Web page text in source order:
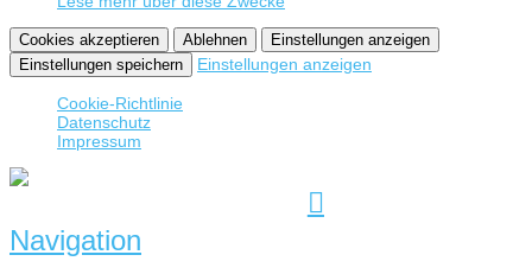
Cookies akzeptieren Ablehnen
Einstellungen anzeigen
Einstellungen speichern
Einstellungen anzeigen
Cookie-Richtlinie
Datenschutz
Impressum
Navigation